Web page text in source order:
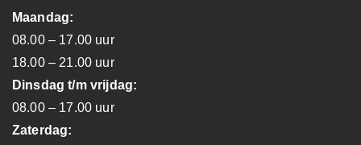
Maandag:
08.00 – 17.00 uur
18.00 – 21.00 uur
Dinsdag t/m vrijdag:
08.00 – 17.00 uur
Zaterdag: